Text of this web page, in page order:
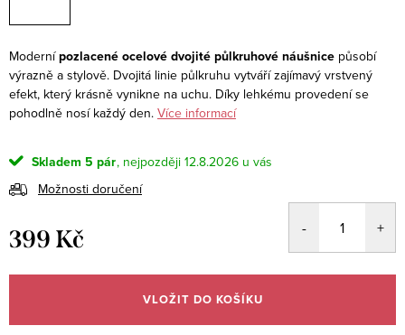
Modernípozlacené ocelové dvojité půlkruhové náušnice působí
výrazně a stylově. Dvojitá linie půlkruhu vytváří zajímavý vrstvený
efekt, který krásně vynikne na uchu. Díky lehkému provedení se
pohodlně nosí každý den. Více informací
Skladem 5 pár
12.8.2026
Možnosti doručení
399 Kč
cena:
VLOŽIT DO KOŠÍKU